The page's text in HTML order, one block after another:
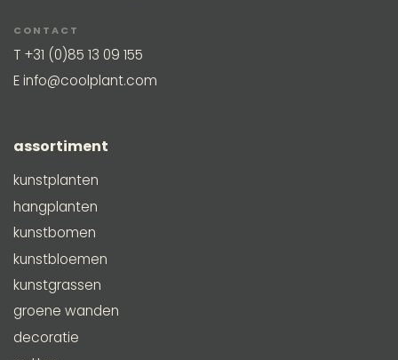
CONTACT
T +31 (0)85 13 09 155
Einfo@coolplant.com
assortiment
kunstplanten
hangplanten
kunstbomen
kunstbloemen
kunstgrassen
groene wanden
decoratie